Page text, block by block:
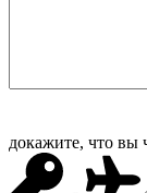
докажите, что вы